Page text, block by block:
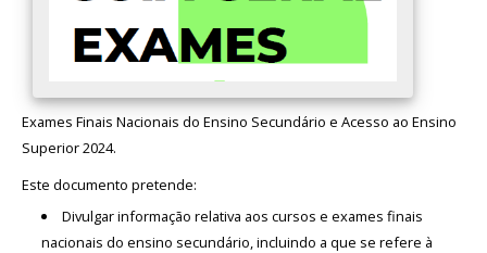
Exames Finais Nacionais do Ensino Secundário e Acesso ao Ensino
Superior 2024.
Este documento pretende:
Divulgar informação relativa aos cursos e exames finais
nacionais do ensino secundário, incluindo a que se refere à